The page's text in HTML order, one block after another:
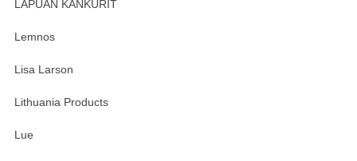
たm(_)m
います。無事に届いたようで安心いたしまし
LAPUAN KANKURIT
Lemnos
Lisa Larson
Lithuania Products
Lue